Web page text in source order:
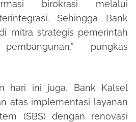
birokrasi melalui
Sehingga Bank
mitra strategis pemerintah
pungkas
hari ini juga, Bank Kalsel
atas implementasi layanan
(SBS) dengan renovasi